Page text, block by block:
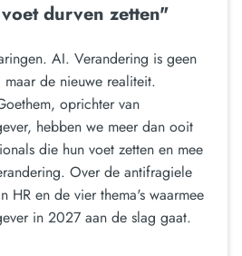
durven zetten"
AI. Verandering is geen
de nieuwe realiteit.
oprichter van
hebben we meer dan ooit
die hun voet zetten en mee
Over de antifragiele
HR en de vier thema's waarmee
in 2027 aan de slag gaat.